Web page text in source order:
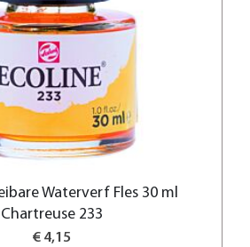
Waterverf Fles 30 ml
Chartreuse 233
€ 4,15